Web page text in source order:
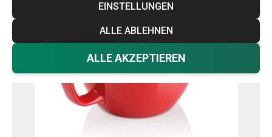
EINSTELLUNGEN
ALLE ABLEHNEN
ALLE AKZEPTIEREN